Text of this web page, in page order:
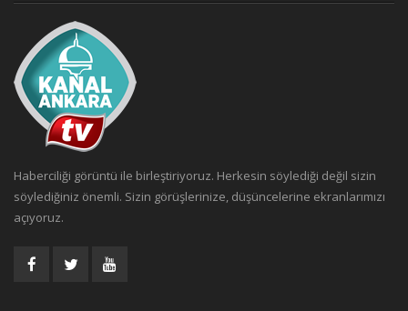
Haberciliği görüntü ile birleştiriyoruz. Herkesin söylediği değil sizin
söylediğiniz önemli. Sizin görüşlerinize, düşüncelerine ekranlarımızı
açıyoruz.